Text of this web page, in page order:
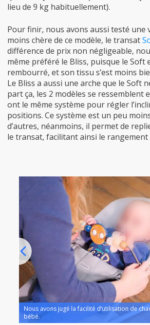
lieu de 9 kg habituellement).
Pour finir, nous avons aussi testé une
moins chère de ce modèle, le transat
différence de prix non négligeable,
même préféré le Bliss, puisque le Soft
rembourré, et son tissu s’est moins
Le Bliss a aussi une arche que le Soft
part ça, les 2 modèles se ressemblent
ont le même système pour régler
positions. Ce système est un peu
d’autres, néanmoins, il permet de
le transat, facilitant ainsi le
Nous avons jugé la facilité d’utilisation de
bébé.